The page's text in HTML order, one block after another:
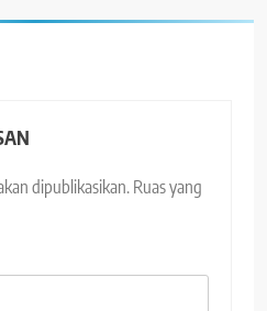
dipublikasikan. Ruas yang